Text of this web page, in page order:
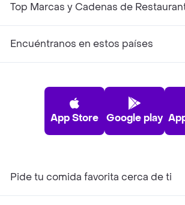
Top Marcas y Cadenas de
Encuéntranos en estos países
App Store Google play
Pide tu comida favorita cerca de ti